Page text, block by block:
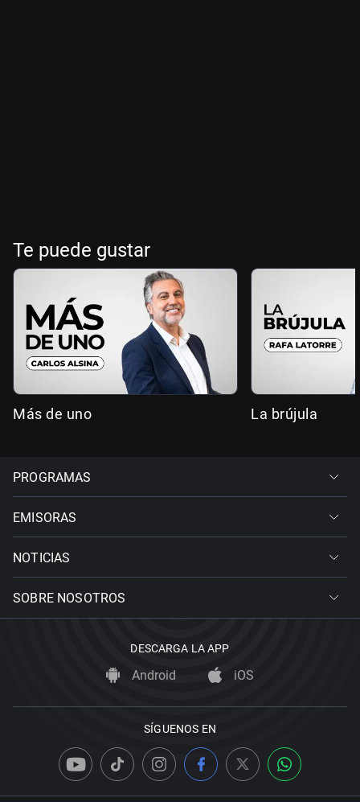
Te puede gustar
Más de uno La brújula
PROGRAMAS
EMISORAS
NOTICIAS
SOBRE NOSOTROS
DESCARGA LA APP
Android iOS
SÍGUENOS EN